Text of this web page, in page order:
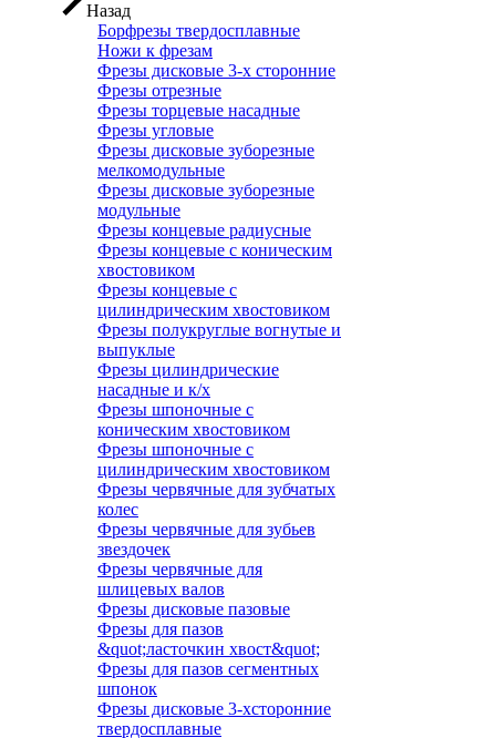
Назад
Борфрезы твердосплавные
Ножи к фрезам
Фрезы дисковые 3-х сторонние
Фрезы отрезные
Фрезы торцевые насадные
Фрезы угловые
Фрезы дисковые зуборезные
мелкомодульные
Фрезы дисковые зуборезные
модульные
Фрезы концевые радиусные
Фрезы концевые с коническим
хвостовиком
Фрезы концевые с
цилиндрическим хвостовиком
Фрезы полукруглые вогнутые и
выпуклые
Фрезы цилиндрические
насадные и к/х
Фрезы шпоночные с
коническим хвостовиком
Фрезы шпоночные с
цилиндрическим хвостовиком
Фрезы червячные для зубчатых
колес
Фрезы червячные для зубьев
звездочек
Фрезы червячные для
шлицевых валов
Фрезы дисковые пазовые
Фрезы для пазов
&quot;ласточкин хвост&quot;
Фрезы для пазов сегментных
шпонок
Фрезы дисковые 3-хсторонние
твердосплавные